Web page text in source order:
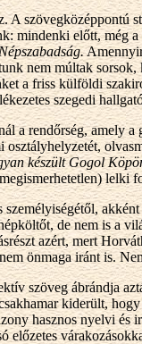
A szövegközéppontú
mindenki előtt, még
nem múltak
a friss külföldi
szegedi
a rendőrség, amely a
osztályhelyzetét,
készült Gogol
személyiségétől,
de nem is a
azért, mert
önmaga iránt is.
szöveg ábrándja
kiderült,
hasznos nyelvi
előzetes